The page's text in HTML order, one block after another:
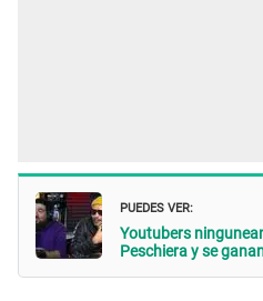
PUEDES VER:
Youtubers
Peschiera y se